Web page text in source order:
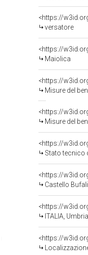
<https://
versatore
<https://
Maiolica
<https://
Misure del
<https://
Misure del
<https://
Stato tecnico
Castello
<https://
ITALIA,
<https://